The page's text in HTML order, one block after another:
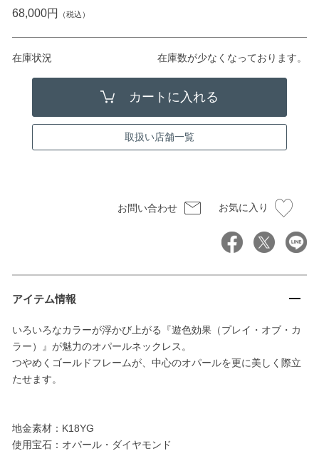
68,000円 （税込）
在庫状況 在庫数が少なくなっております。
取扱い店舗一覧
お問い合わせ お気に入り
アイテム情報
いろいろなカラーが浮かび上がる『遊色効果（プレイ・オブ・カ
ラー）』が魅力のオパールネックレス。
つやめくゴールドフレームが、中心のオパールを更に美しく際立
たせます。
地金素材：K18YG
使用宝石：オパール・ダイヤモンド